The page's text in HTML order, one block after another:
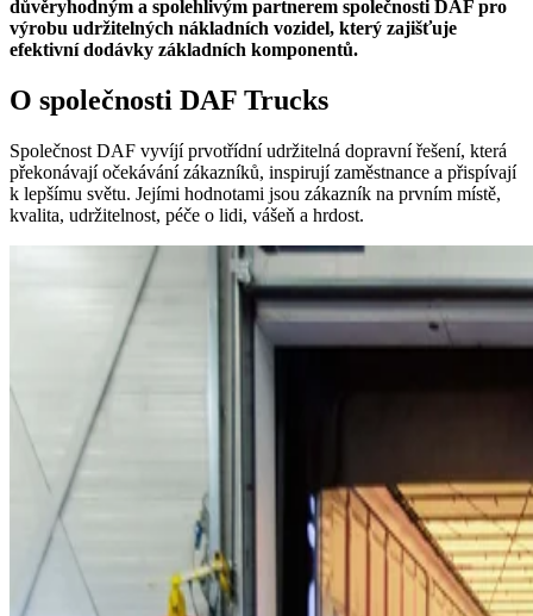
důvěryhodným a spolehlivým partnerem společnosti DAF pro
výrobu udržitelných nákladních vozidel, který zajišťuje
efektivní dodávky základních komponentů.
O společnosti DAF Trucks
Společnost DAF vyvíjí prvotřídní udržitelná dopravní řešení, která
překonávají očekávání zákazníků, inspirují zaměstnance a přispívají
k lepšímu světu. Jejími hodnotami jsou zákazník na prvním místě,
kvalita, udržitelnost, péče o lidi, vášeň a hrdost.